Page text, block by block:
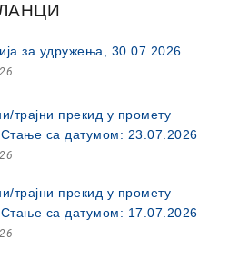
за удружења, 30.07.2026
трајни прекид у промету
Стање са датумом: 23.07.2026
трајни прекид у промету
Стање са датумом: 17.07.2026